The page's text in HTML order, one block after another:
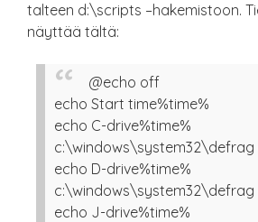
talteen d:\scripts –hakemistoon.
näyttää tältä:
@echo off
echo Start time%time%
echo C-drive%time%
c:\windows\system32\defrag
echo D-drive%time%
c:\windows\system32\defrag
echo J-drive%time%